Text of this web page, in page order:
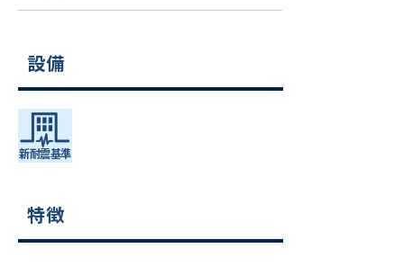
設備
特徴